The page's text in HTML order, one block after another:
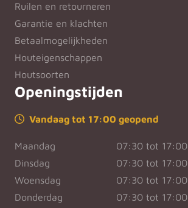
Ruilen en retourneren
Garantie en klachten
Betaalmogelijkheden
Houteigenschappen
Houtsoorten
Openingstijden
Vandaag tot 17:00 geopend
Maandag
07:30 tot 17:00
Dinsdag
07:30 tot 17:00
Woensdag
07:30 tot 17:00
Donderdag
07:30 tot 17:00